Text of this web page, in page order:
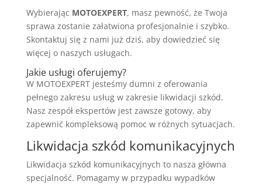
Wybierając MOTOEXPERT, masz pewność, że Twoja
sprawa zostanie załatwiona profesjonalnie i szybko.
Skontaktuj się z nami już dziś, aby dowiedzieć się
więcej o naszych usługach.
Jakie usługi oferujemy?
W MOTOEXPERT jesteśmy dumni z oferowania
pełnego zakresu usług w zakresie likwidacji szkód.
Nasz zespół ekspertów jest zawsze gotowy, aby
zapewnić kompleksową pomoc w różnych sytuacjach.
Likwidacja szkód komunikacyjnych
Likwidacja szkód komunikacyjnych to nasza główna
specjalność. Pomagamy w przypadku wypadków